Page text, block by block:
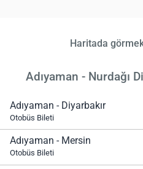
Haritada görmek
Adıyaman - Nurdağı
Adıyaman - Diyarbakır
Otobüs Bileti
Adıyaman - Mersin
Otobüs Bileti